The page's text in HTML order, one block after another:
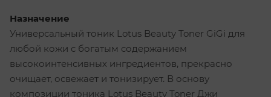
Назначение
Универсальный тоник Lotus Beauty Toner GiGi для
любой кожи с богатым содержанием
высокоинтенсивных ингредиентов, прекрасно
очищает, освежает и тонизирует. В основу
композиции тоника Lotus Beauty Toner Джи